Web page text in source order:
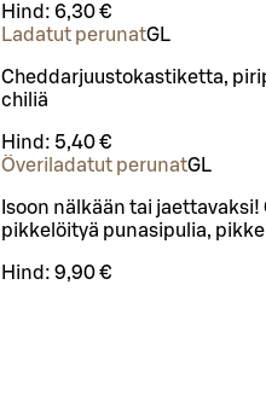
Hind: 6,30 €
Ladatut perunatGL
Cheddarjuustokastiketta,
chiliä
Hind: 5,40 €
Överiladatut perunatGL
Isoon nälkään tai
pikkelöityä punasipulia,
Hind: 9,90 €